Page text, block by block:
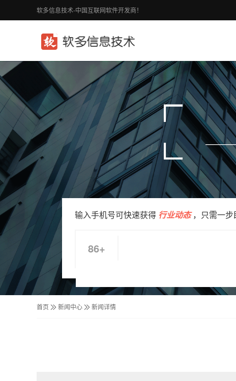
软多信息技术-中国互联网软件开发商！
输入手机号可快速获得 行业动态，只需一步
86+
首页 新闻中心 新闻详情